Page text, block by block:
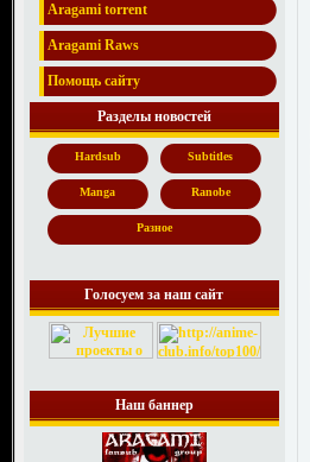
Aragami torrent
Aragami Raws
Помощь сайту
Разделы новостей
Hardsub Subtitles
Manga Ranobe
Разное
Голосуем за наш сайт
Наш баннер